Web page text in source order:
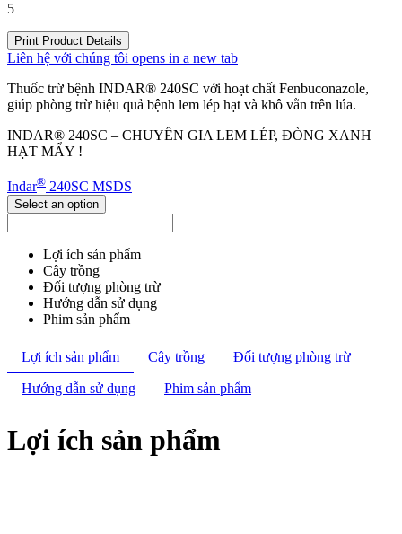
5
Print Product Details
Liên hệ với chúng tôi opens in a new tab
Thuốc trừ bệnh INDAR® 240SC với hoạt chất Fenbuconazole,
giúp phòng trừ hiệu quả bệnh lem lép hạt và khô vằn trên lúa.
INDAR® 240SC – CHUYÊN GIA LEM LÉP, ĐÒNG XANH
HẠT MẨY !
Indar® 240SC MSDS
Select an option
Lợi ích sản phẩm
Cây trồng
Đối tượng phòng trừ
Hướng dẫn sử dụng
Phim sản phẩm
Lợi ích sản phẩm Cây trồng Đối tượng phòng trừ
Hướng dẫn sử dụng Phim sản phẩm
Lợi ích sản phẩm